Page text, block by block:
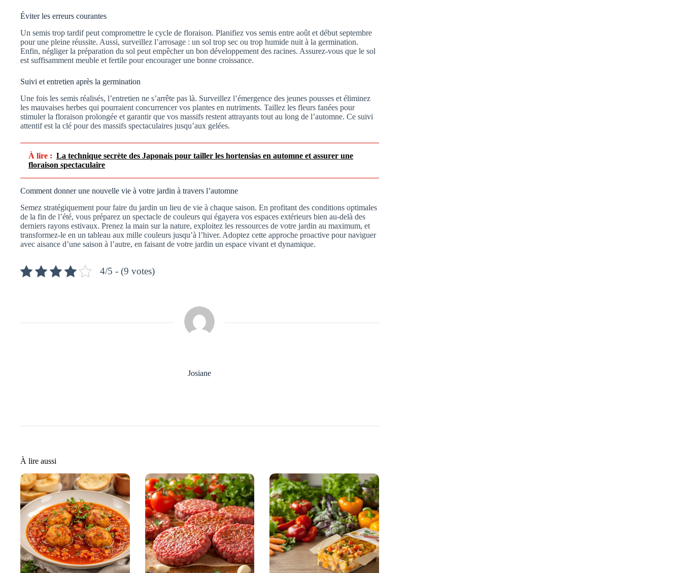
Éviter les erreurs courantes
Un semis trop tardif peut compromettre le cycle de floraison. Planifiez vos semis entre août et début septembre
pour une pleine réussite. Aussi, surveillez l’arrosage : un sol trop sec ou trop humide nuit à la germination.
Enfin, négliger la préparation du sol peut empêcher un bon développement des racines. Assurez-vous que le sol
est suffisamment meuble et fertile pour encourager une bonne croissance.
Suivi et entretien après la germination
Une fois les semis réalisés, l’entretien ne s’arrête pas là. Surveillez l’émergence des jeunes pousses et éliminez
les mauvaises herbes qui pourraient concurrencer vos plantes en nutriments. Taillez les fleurs fanées pour
stimuler la floraison prolongée et garantir que vos massifs restent attrayants tout au long de l’automne. Ce suivi
attentif est la clé pour des massifs spectaculaires jusqu’aux gelées.
À lire : La technique secrète des Japonais pour tailler les hortensias en automne et assurer une
floraison spectaculaire
Comment donner une nouvelle vie à votre jardin à travers l’automne
Semez stratégiquement pour faire du jardin un lieu de vie à chaque saison. En profitant des conditions optimales
de la fin de l’été, vous préparez un spectacle de couleurs qui égayera vos espaces extérieurs bien au-delà des
derniers rayons estivaux. Prenez la main sur la nature, exploitez les ressources de votre jardin au maximum, et
transformez-le en un tableau aux mille couleurs jusqu’à l’hiver. Adoptez cette approche proactive pour naviguer
avec aisance d’une saison à l’autre, en faisant de votre jardin un espace vivant et dynamique.
4/5 - (9 votes)
Josiane
À lire aussi